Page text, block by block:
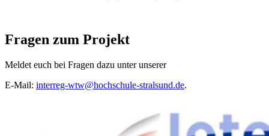
Fra­gen zum Pro­jekt
Meldet euch bei Fragen dazu unter unserer
E-Mail: interreg-wtw@hochschule-stralsund.de.